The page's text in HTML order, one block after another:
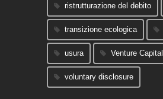
ristrutturazione del debito
transizione ecologica
usura Venture Capital
voluntary disclosure